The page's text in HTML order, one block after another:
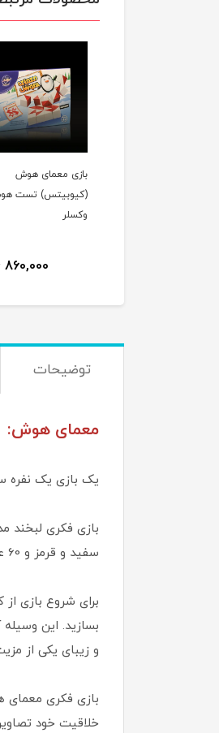
بازی معمای هوش
(کیوبیتس) تست
وکسلر
860,000
توضیحات
معمای هوش:
یک بازی یک نفره
سفید و قرمز و 60 عدد کارت با طرح های هندسی است.
برای شروع بازی
بسازید. این
و زیبای یکی از
بازی فکری معمای
خلاقیت خود